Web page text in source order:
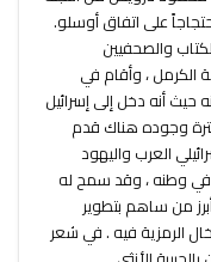
على اتفاق أوسلو.
والصحفيين
الكرمل ، وأقام في
أنه دخل إلى إسرائيل
وجوده هناك قدم
العرب واليهود
في وطنه ، وقد سمح له
من ساهم بتطوير
الرمزية فيه . في شعر